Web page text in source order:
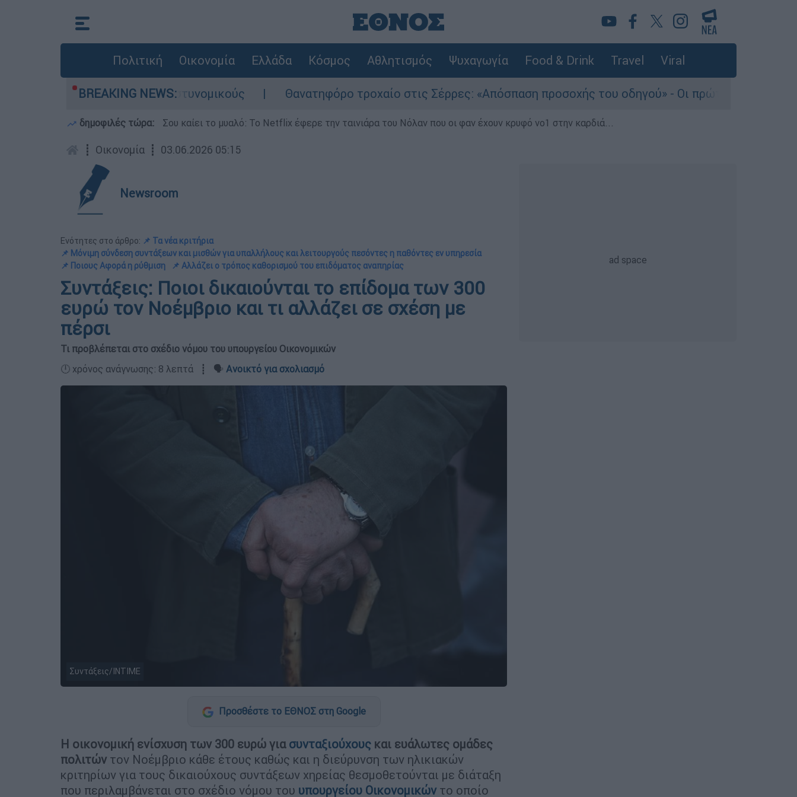
Πολιτική Οικονομία Ελλάδα Κόσμος Αθλητισμός Ψυχαγωγία Food & Drink Travel Viral
BREAKING NEWS:
στους αστυνομικούς Θανατηφόρο τροχαίο στις Σέρρες: «Απόσπαση προσοχής του οδηγού» - Οι πρώτες εκτιμήσεις
δημοφιλές τώρα: Σου καίει το μυαλό: Το Netflix έφερε την ταινιάρα του Νόλαν που οι φαν έχουν κρυφό νο1 στην καρδιά...
┋ Οικονομία ┋ 03.06.2026 05:15
Newsroom
Ενότητες στο άρθρο: 📌 Τα νέα κριτήρια
📌 Μόνιμη σύνδεση συντάξεων και μισθών για υπαλλήλους και λειτουργούς πεσόντες η παθόντες εν υπηρεσία
📌 Ποιους Αφορά η ρύθμιση
📌 Αλλάζει ο τρόπος καθορισμού του επιδόματος αναπηρίας
Συντάξεις: Ποιοι δικαιούνται το επίδομα των 300
ευρώ τον Νοέμβριο και τι αλλάζει σε σχέση με
πέρσι
Τι προβλέπεται στο σχέδιο νόμου του υπουργείου Οικονομικών
🕛 χρόνος ανάγνωσης: 8 λεπτά ┋ 🗣️ Ανοικτό για σχολιασμό
Συντάξεις/ΙΝΤΙΜΕ
Προσθέστε το ΕΘΝΟΣ στη Google
Η οικονομική ενίσχυση των 300 ευρώ για συνταξιούχους και ευάλωτες ομάδες
πολιτών τον Νοέμβριο κάθε έτους καθώς και η διεύρυνση των ηλικιακών
κριτηρίων για τους δικαιούχους συντάξεων χηρείας θεσμοθετούνται με διάταξη
που περιλαμβάνεται στο σχέδιο νόμου του υπουργείου Οικονομικώντο οποίο